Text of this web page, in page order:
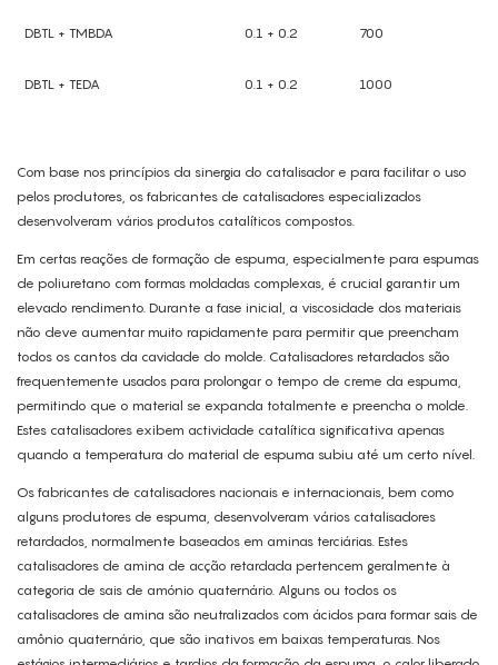
DBTL + TMBDA 0.1 + 0.2 700
DBTL + TEDA 0.1 + 0.2 1000
Com base nos princípios da sinergia do catalisador e para facilitar o uso
pelos produtores, os fabricantes de catalisadores especializados
desenvolveram vários produtos catalíticos compostos.
Em certas reações de formação de espuma, especialmente para espumas
de poliuretano com formas moldadas complexas, é crucial garantir um
elevado rendimento. Durante a fase inicial, a viscosidade dos materiais
não deve aumentar muito rapidamente para permitir que preencham
todos os cantos da cavidade do molde. Catalisadores retardados são
frequentemente usados ​​para prolongar o tempo de creme da espuma,
permitindo que o material se expanda totalmente e preencha o molde.
Estes catalisadores exibem actividade catalítica significativa apenas
quando a temperatura do material de espuma subiu até um certo nível.
Os fabricantes de catalisadores nacionais e internacionais, bem como
alguns produtores de espuma, desenvolveram vários catalisadores
retardados, normalmente baseados em aminas terciárias. Estes
catalisadores de amina de acção retardada pertencem geralmente à
categoria de sais de amónio quaternário. Alguns ou todos os
catalisadores de amina são neutralizados com ácidos para formar sais de
amônio quaternário, que são inativos em baixas temperaturas. Nos